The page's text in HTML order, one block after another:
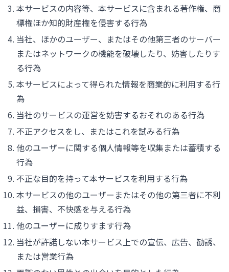
本サービスの内容等、本サービスに含まれる著作権、商
標権ほか知的財産権を侵害する行為
当社、ほかのユーザー、またはその他第三者のサーバー
またはネットワークの機能を破壊したり、妨害したりす
る行為
本サービスによって得られた情報を商業的に利用する行
為
当社のサービスの運営を妨害するおそれのある行為
不正アクセスをし、またはこれを試みる行為
他のユーザーに関する個人情報等を収集または蓄積する
行為
不正な目的を持って本サービスを利用する行為
本サービスの他のユーザーまたはその他の第三者に不利
益、損害、不快感を与える行為
他のユーザーに成りすます行為
当社が許諾しない本サービス上での宣伝、広告、勧誘、
または営業行為